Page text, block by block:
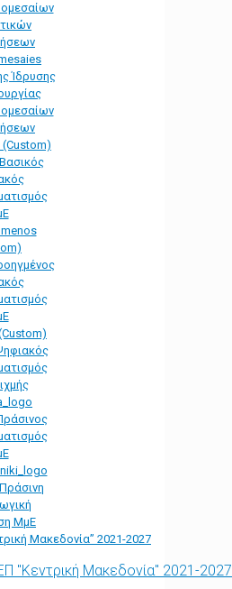
Ίδρυσης
ΜμΕ
Μακεδονία” 2021-2027
"Κεντρική Μακεδονία" 2021-2027